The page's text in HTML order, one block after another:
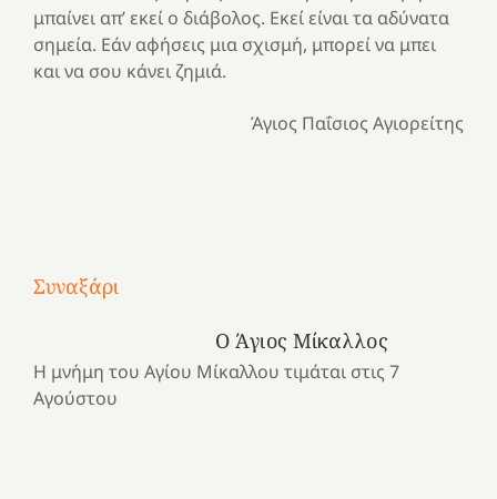
μπαίνει απ’ εκεί ο διάβολος. Εκεί είναι τα αδύνατα
σημεία. Εάν αφήσεις μια σχισμή, μπορεί να μπει
και να σου κάνει ζημιά.
Άγιος Παΐσιος Αγιορείτης
Συναξάρι
Ο Άγιος Μίκαλλος
Η μνήμη του Αγίου Μίκαλλου τιμάται στις 7
Αγούστου
Μια
ένα
καλοκαίρι
και
Νοσοκομείο
“Ερυθρός
Κατασκηνωτικές
το
Ελληνικό